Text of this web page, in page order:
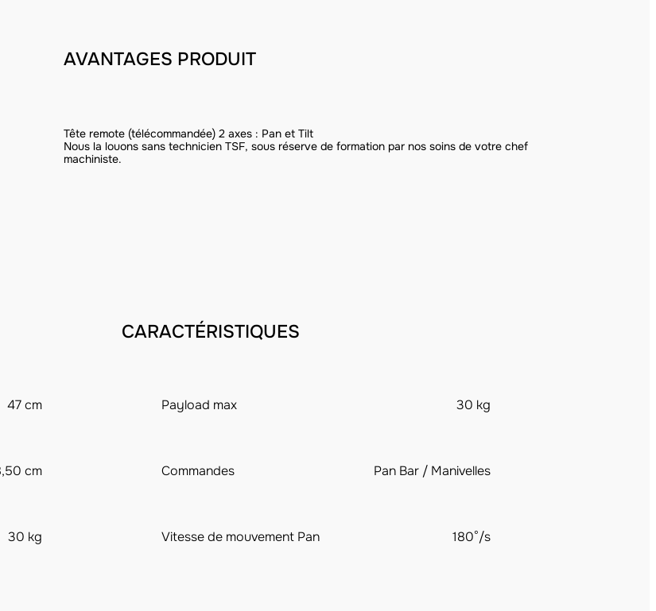
AVANTAGES PRODUIT
Tête remote (télécommandée) 2 axes : Pan et Tilt
Nous la louons sans technicien TSF, sous réserve de formation par nos soins de votre chef
machiniste.
47 cm
cm
30 kg
CARACTÉRISTIQUES
Payload max 30 kg
Commandes Pan Bar / Manivelles
Vitesse de mouvement Pan 180°/s